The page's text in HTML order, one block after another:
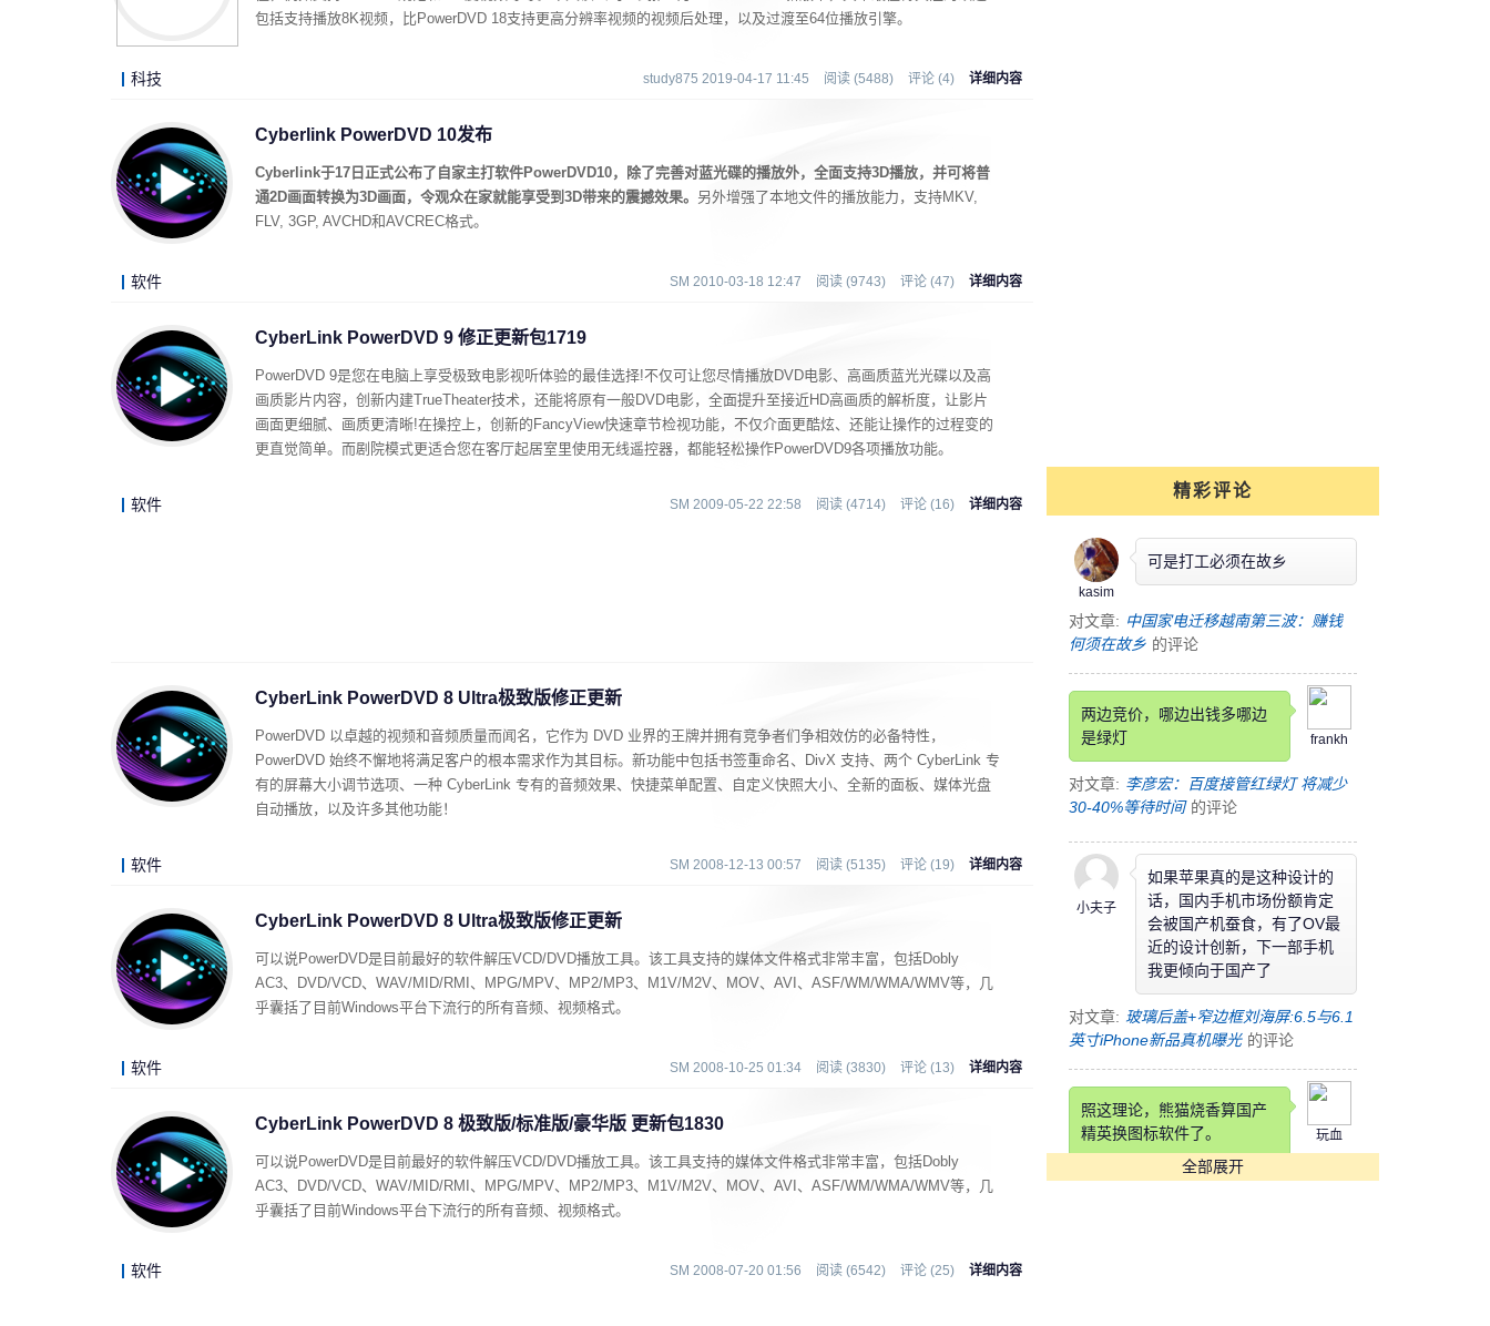
包括支持播放8K视频，比PowerDVD 18支持更高分辨率视频的视频后处理，以及过渡至64位播放引擎。
科技 study875 2019-04-17 11:45 阅读 (5488) 评论 (4) 详细内容
Cyberlink PowerDVD 10发布
Cyberlink于17日正式公布了自家主打软件PowerDVD10，除了完善对蓝光碟的播放外，全面支持3D播放，并可将普
通2D画面转换为3D画面，令观众在家就能享受到3D带来的震撼效果。 另外增强了本地文件的播放能力，支持MKV,
FLV, 3GP, AVCHD和AVCREC格式。
软件 SM 2010-03-18 12:47 阅读 (9743) 评论 (47) 详细内容
CyberLink PowerDVD 9 修正更新包1719
PowerDVD 9是您在电脑上享受极致电影视听体验的最佳选择!不仅可让您尽情播放DVD电影、高画质蓝光光碟以及高
画质影片内容，创新内建TrueTheater技术，还能将原有一般DVD电影，全面提升至接近HD高画质的解析度，让影片
画面更细腻、画质更清晰!在操控上，创新的FancyView快速章节检视功能，不仅介面更酷炫、还能让操作的过程变的
更直觉简单。而剧院模式更适合您在客厅起居室里使用无线遥控器，都能轻松操作PowerDVD9各项播放功能。
软件 SM 2009-05-22 22:58 阅读 (4714) 评论 (16) 详细内容
CyberLink PowerDVD 8 Ultra极致版修正更新
PowerDVD 以卓越的视频和音频质量而闻名，它作为 DVD 业界的王牌并拥有竞争者们争相效仿的必备特性，
PowerDVD 始终不懈地将满足客户的根本需求作为其目标。新功能中包括书签重命名、DivX 支持、两个 CyberLink 专
有的屏幕大小调节选项、一种 CyberLink 专有的音频效果、快捷菜单配置、自定义快照大小、全新的面板、媒体光盘
自动播放，以及许多其他功能！
软件 SM 2008-12-13 00:57 阅读 (5135) 评论 (19) 详细内容
CyberLink PowerDVD 8 Ultra极致版修正更新
可以说PowerDVD是目前最好的软件解压VCD/DVD播放工具。该工具支持的媒体文件格式非常丰富，包括Dobly
AC3、DVD/VCD、WAV/MID/RMI、MPG/MPV、MP2/MP3、M1V/M2V、MOV、AVI、ASF/WM/WMA/WMV等，几
乎囊括了目前Windows平台下流行的所有音频、视频格式。
软件 SM 2008-10-25 01:34 阅读 (3830) 评论 (13) 详细内容
CyberLink PowerDVD 8 极致版/标准版/豪华版 更新包1830
可以说PowerDVD是目前最好的软件解压VCD/DVD播放工具。该工具支持的媒体文件格式非常丰富，包括Dobly
AC3、DVD/VCD、WAV/MID/RMI、MPG/MPV、MP2/MP3、M1V/M2V、MOV、AVI、ASF/WM/WMA/WMV等，几
乎囊括了目前Windows平台下流行的所有音频、视频格式。
软件 SM 2008-07-20 01:56 阅读 (6542) 评论 (25) 详细内容
精彩评论
kasim
可是打工必须在故乡
对文章: 中国家电迁移越南第三波：赚钱
何须在故乡 的评论
frankh
两边竞价，哪边出钱多哪边
是绿灯
对文章: 李彦宏：百度接管红绿灯 将减少
30-40%等待时间 的评论
小夫子
如果苹果真的是这种设计的
话，国内手机市场份额肯定
会被国产机蚕食，有了OV最
近的设计创新，下一部手机
我更倾向于国产了
对文章: 玻璃后盖+窄边框刘海屏:6.5与6.1
英寸iPhone新品真机曝光 的评论
玩血
照这理论，熊猫烧香算国产
精英换图标软件了。
对文章: 快压发布告用户书 称国产软件生
全部展开